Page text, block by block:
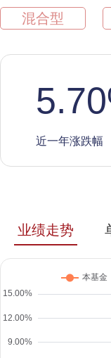
混合型
5.70
近一年涨跌幅
业绩走势